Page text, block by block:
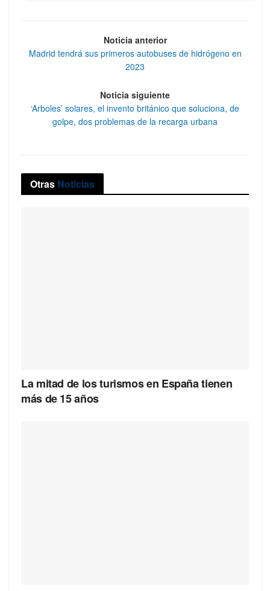
Noticia anterior
Madrid tendrá sus primeros autobuses de hidrógeno en
2023
Noticia siguiente
‘Arboles’ solares, el invento británico que soluciona, de
golpe, dos problemas de la recarga urbana
Otras Noticias
La mitad de los turismos en España tienen
más de 15 años